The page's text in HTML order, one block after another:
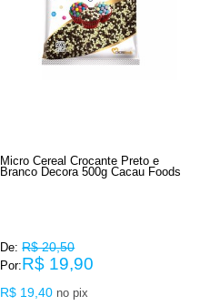
Micro Cereal Crocante Preto e
Branco Decora 500g Cacau Foods
De: R$ 20,50
Por:R$ 19,90
R$ 19,40 no pix